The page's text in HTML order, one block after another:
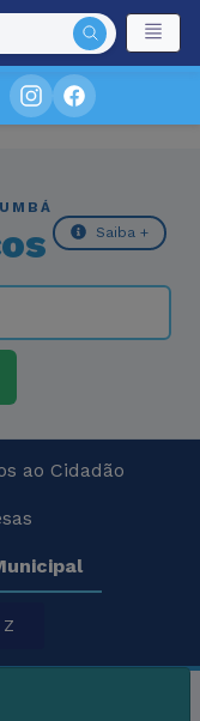
Saiba +
ao Cidadão